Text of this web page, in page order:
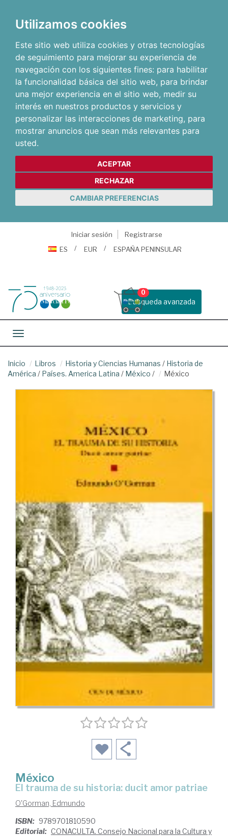
Utilizamos cookies
Este sitio web utiliza cookies y otras tecnologías
de seguimiento para mejorar su experiencia de
navegación con los siguientes fines: para habilitar
la funcionalidad básica del sitio web, para brindar
una mejor experiencia en el sitio web, medir su
interés en nuestros productos y servicios y
personalizar las interacciones de marketing, para
mostrar anuncios que sean más relevantes para
usted.
ACEPTAR
RECHAZAR
CAMBIAR PREFERENCIAS
Iniciar sesión
Registrarse
ES
EUR ESPAÑA PENINSULAR
Busqueda avanzada
0
Toggle navigation
Inicio Libros Historia y Ciencias Humanas / Historia de
América / Países. America Latina / México / México
México
el trauma de su historia: ducit amor patriae
O'Gorman, Edmundo
ISBN: 9789701810590
Editorial: CONACULTA. Consejo Nacional para la Cultura y